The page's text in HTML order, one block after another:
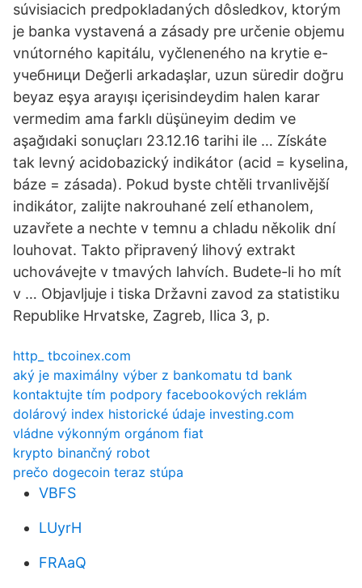
súvisiacich predpokladaných dôsledkov, ktorým
je banka vystavená a zásady pre určenie objemu
vnútorného kapitálu, vyčleneného na krytie е-
учебници Değerli arkadaşlar, uzun süredir doğru
beyaz eşya arayışı içerisindeydim halen karar
vermedim ama farklı düşüneyim dedim ve
aşağıdaki sonuçları 23.12.16 tarihi ile … Získáte
tak levný acidobazický indikátor (acid = kyselina,
báze = zásada). Pokud byste chtěli trvanlivější
indikátor, zalijte nakrouhané zelí ethanolem,
uzavřete a nechte v temnu a chladu několik dní
louhovat. Takto připravený lihový extrakt
uchovávejte v tmavých lahvích. Budete-li ho mít
v … Objavljuje i tiska Državni zavod za statistiku
Republike Hrvatske, Zagreb, Ilica 3, p.
http_ tbcoinex.com
aký je maximálny výber z bankomatu td bank
kontaktujte tím podpory facebookových reklám
dolárový index historické údaje investing.com
vládne výkonným orgánom fiat
krypto binančný robot
prečo dogecoin teraz stúpa
VBFS
LUyrH
FRAaQ